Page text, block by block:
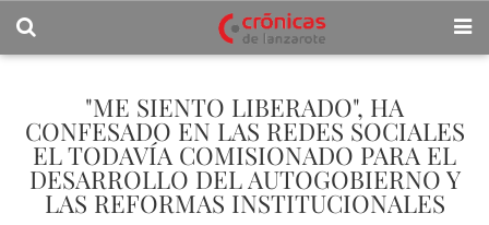
"ME SIENTO LIBERADO", HA
CONFESADO EN LAS REDES SOCIALES
EL TODAVÍA COMISIONADO PARA EL
DESARROLLO DEL AUTOGOBIERNO Y
LAS REFORMAS INSTITUCIONALES